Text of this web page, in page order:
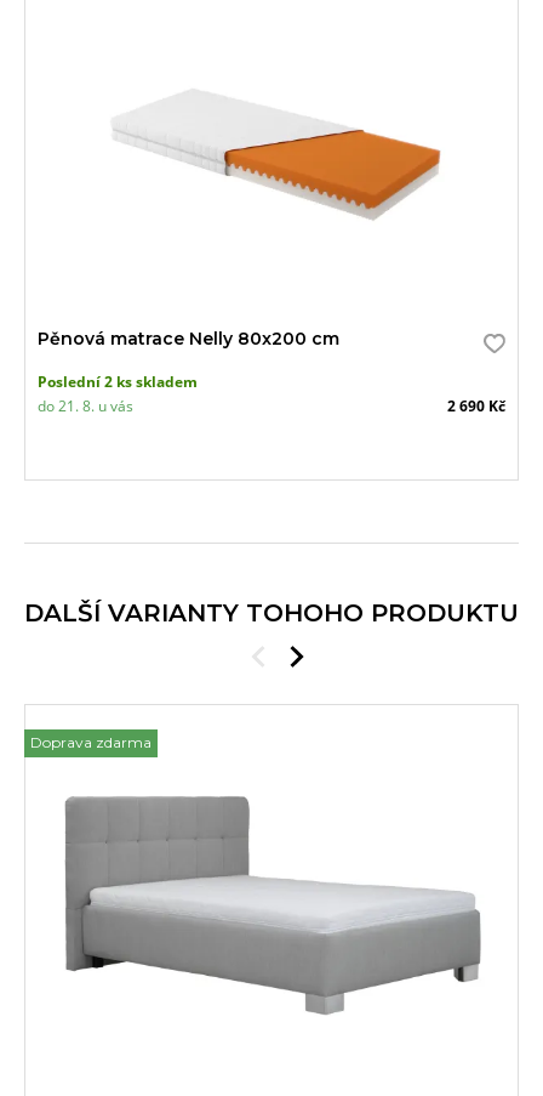
Pěnová matrace Nelly 80x200 cm
Poslední 2 ks skladem
do 21. 8. u vás
2 690 Kč
DALŠÍ VARIANTY TOHOHO PRODUKTU
Doprava zdarma